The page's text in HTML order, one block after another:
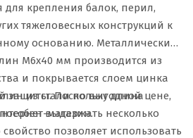
для крепления балок, перил,
тяжеловесных конструкций к
основанию. Металлический
М6х40 мм производится из
и покрывается слоем цинка
защиты. Поскольку длина
выдержать несколько
позволяет использовать
из стали по выгодной цене,
магазин.